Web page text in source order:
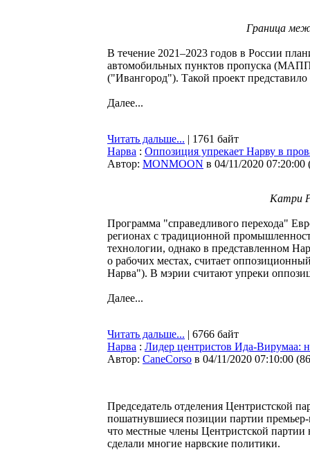
Граница
В течение 2021–2023 годов в России
автомобильных пунктов пропуска
("Ивангород"). Такой проект
Далее...
Читать дальше... | 1761 байт
Нарва : Оппозиция упрекает Нарву в
Автор: MONMOON в 04/11/2020 07:20:00
Катри
Программа "справедливого перехода"
регионах с традиционной
технологии, однако в представленном
о рабочих местах, считает
Нарва"). В мэрии считают упреки
Далее...
Читать дальше... | 6766 байт
Нарва : Лидер центристов Ида-Вирумаа:
Автор: CaneCorso в 04/11/2020 07:10:00 (
Председатель отделения Центристской
пошатнувшиеся позиции партии
что местные члены Центристской партии
сделали многие нарвские политики.